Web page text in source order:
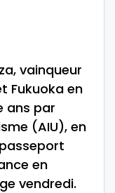
vainqueur
Fukuoka en
ans par
(AIU), en
en
vendredi.